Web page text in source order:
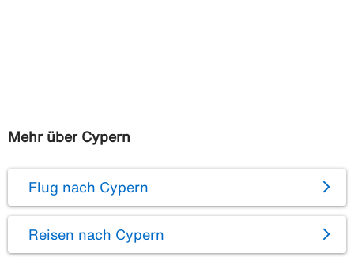
Mehr über Cypern
Flug nach Cypern
Reisen nach Cypern